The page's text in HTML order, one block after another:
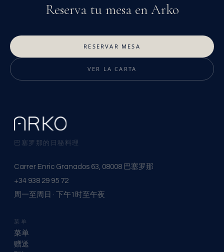
Reserva tu mesa en Arko
RESERVAR MESA
VER LA CARTA
巴塞罗那的日秘料理
Carrer Enric Granados 63, 08008 巴塞罗那
+34 938 29 95 72
周一至周日 · 下午1时至午夜
菜单
菜单
赠送